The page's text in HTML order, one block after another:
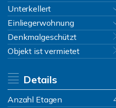
Unterkellert
Einliegerwohnung
Denkmalgeschützt
Objekt ist vermietet
Details
Anzahl Etagen